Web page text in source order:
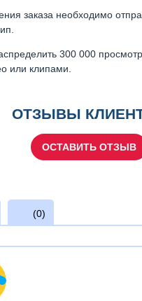
заказа необходимо
300 000
или клипами.
ОТЗЫВЫ
ОСТАВИТЬ ОТЗЫВ
(0)